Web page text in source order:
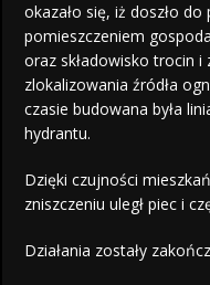
okazało się, iż doszło
pomieszczeniem
oraz składowisko trocin
zlokalizowania źródła
czasie budowana była
hydrantu.
Dzięki czujności
zniszczeniu uległ piec i
Działania zostały